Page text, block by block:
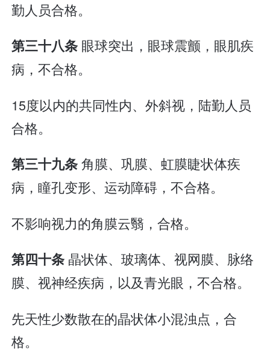
勤人员合格。
第三十八条 眼球突出，眼球震颤，眼肌疾
病，不合格。
15度以内的共同性内、外斜视，陆勤人员
合格。
第三十九条角膜、巩膜、虹膜睫状体疾
病，瞳孔变形、运动障碍，不合格。
不影响视力的角膜云翳，合格。
第四十条 晶状体、玻璃体、视网膜、脉络
膜、视神经疾病，以及青光眼，不合格。
先天性少数散在的晶状体小混浊点，合
格。